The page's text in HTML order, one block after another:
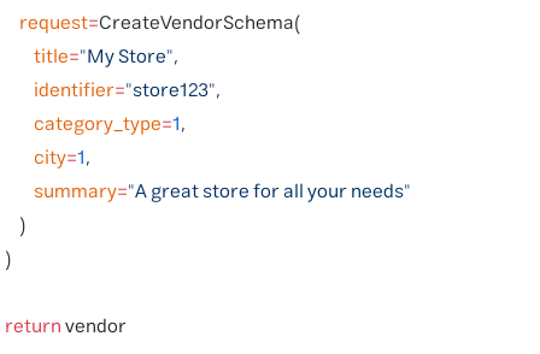
        request
=CreateVendorSchema(
            title
="My Store"
            identifier
="store123"
            category_type
=1
            city
=1
            summary
="A great store for all your needs"
        )
    )
    return
vendor